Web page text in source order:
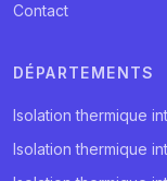
Contact
DÉPARTEMENTS
Isolation thermique
Isolation thermique